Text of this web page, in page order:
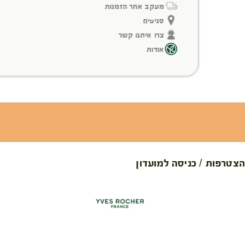
מעקב אחר הזמנות
סניפים
צרו איתנו קשר
אודות
הצטרפות / כניסה למועדון